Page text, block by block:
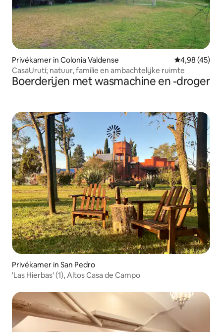
Privékamer in Colonia Valdense Gemiddelde
4,98 (45)
CasaUrutí; natuur, familie en ambachtelijke ruimte
Boerderijen met wasmachine en -droger
Privékamer in San Pedro
'Las Hierbas' (1), Altos Casa de Campo